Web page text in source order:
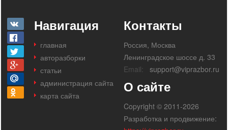
Навигация
главная
авторазборки
статьи
администрация сайта
карта сайта
Контакты
Россия, Москва
Ленинградское шоссе д. 33
Email:
support@viprazbor.ru
О сайте
Copyright © 2011-2026
Разработка и продвижение: